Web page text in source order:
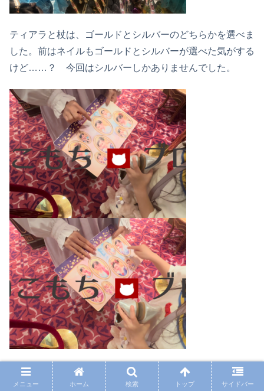
ティアラと杖は、ゴールドとシルバーのどちらかを選べま
した。前はネイルもゴールドとシルバーが選べた気がする
けど……？ 今回はシルバーしかありませんでした。
ヘアスタイル、8種類ありました。
メニュー ホーム 検索 トップ サイドバー